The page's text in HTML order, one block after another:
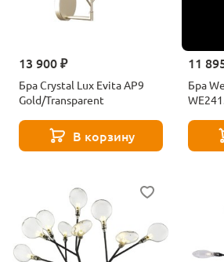
13 900 ₽
Бра Crystal Lux Evita AP9
Gold/Transparent
В корзину
11
Бра